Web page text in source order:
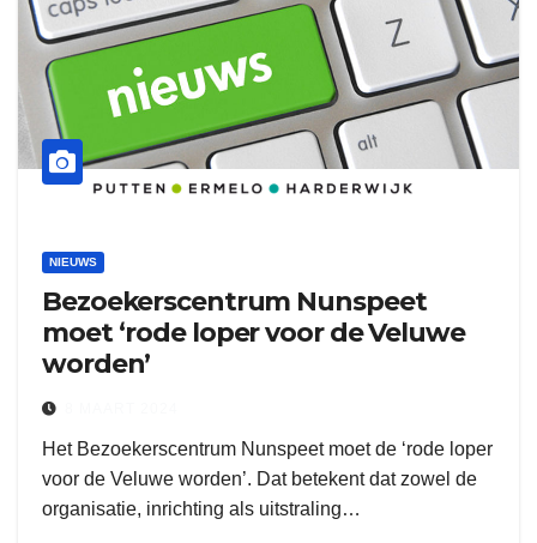
NIEUWS
Bezoekerscentrum Nunspeet
moet ‘rode loper voor de Veluwe
worden’
Het Bezoekerscentrum Nunspeet moet de ‘rode loper
voor de Veluwe worden’. Dat betekent dat zowel de
organisatie, inrichting als uitstraling…